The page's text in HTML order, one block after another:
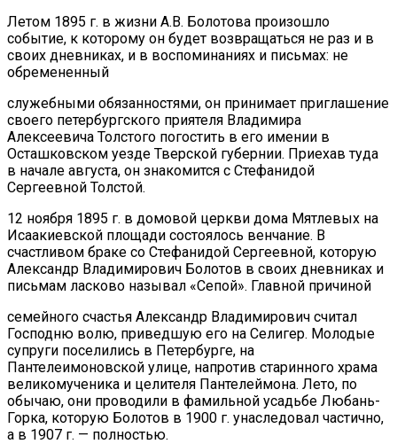
Летом 1895 г. в жизни А.В. Болотова произошло
событие, к которому он будет возвращаться не раз и в
своих дневниках, и в воспоминаниях и письмах: не
обремененный
служебными обязанностями, он принимает приглашение
своего петербургского приятеля Владимира
Алексеевича Толстого погостить в его имении в
Осташковском уезде Тверской губернии. Приехав туда
в начале августа, он знакомится с Стефанидой
Сергеевной Толстой.
12 ноября 1895 г. в домовой церкви дома Мятлевых на
Исаакиевской площади состоялось венчание. В
счастливом браке со Стефанидой Сергеевной, которую
Александр Владимирович Болотов в своих дневниках и
письмам ласково называл «Сепой». Главной причиной
семейного счастья Александр Владимирович считал
Господню волю, приведшую его на Селигер. Молодые
супруги поселились в Петербурге, на
Пантелеимоновской улице, напротив старинного храма
великомученика и целителя Пантелеймона. Лето, по
обычаю, они проводили в фамильной усадьбе Любань-
Горка, которую Болотов в 1900 г. унаследовал частично,
а в 1907 г. — полностью.